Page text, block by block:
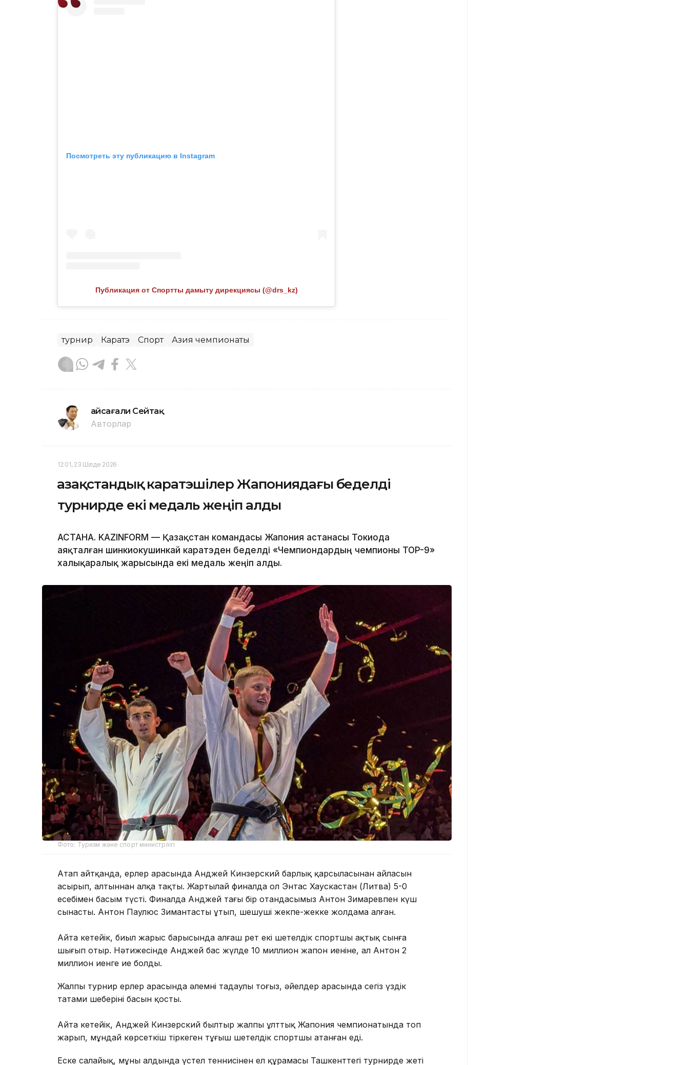
Посмотреть эту публикацию в Instagram
Публикация от Спортты дамыту дирекциясы (@drs_kz)
турнир Каратэ Спорт Азия чемпионаты
Ғайсағали Сейтақ
Авторлар
12:01, 23 Шілде 2026
Қазақстандық каратэшілер Жапониядағы беделді
турнирде екі медаль жеңіп алды
АСТАНА. KAZINFORM — Қазақстан командасы Жапония астанасы Токиода
аяқталған шинкиокушинкай каратэден беделді «Чемпиондардың чемпионы TOP-9»
халықаралық жарысында екі медаль жеңіп алды.
Фото: Туризм және спорт министрлігі
Атап айтқанда, ерлер арасында Анджей Кинзерский барлық қарсыласынан айласын
асырып, алтыннан алқа тақты. Жартылай финалда ол Энтас Хаускастан (Литва) 5-0
есебімен басым түсті. Финалда Анджей тағы бір отандасымыз Антон Зимаревпен күш
сынасты. Антон Паулюс Зимантасты ұтып, шешуші жекпе-жекке жолдама алған.
Айта кетейік, биыл жарыс барысында алғаш рет екі шетелдік спортшы ақтық сынға
шығып отыр. Нәтижесінде Анджей бас жүлде 10 миллион жапон иеніне, ал Антон 2
миллион иенге ие болды.
Жалпы турнир ерлер арасында әлемнің таңдаулы тоғыз, әйелдер арасында сегіз үздік
татами шеберінің басын қосты.
Айта кетейік, Анджей Кинзерский былтыр жалпы ұлттық Жапония чемпионатында топ
жарып, мұндай көрсеткіш тіркеген тұңғыш шетелдік спортшы атанған еді.
Еске салайық, мұның алдында үстел теннисінен ел құрамасы Ташкенттегі турнирде жеті